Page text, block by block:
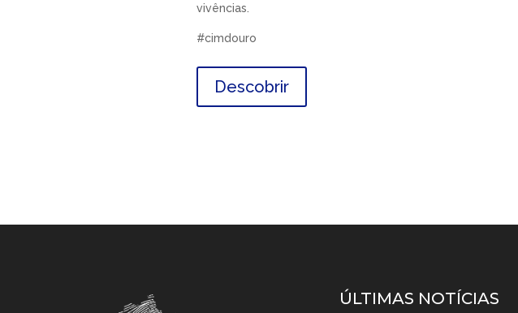
vivências.
#cimdouro
Descobrir
ÚLTIMAS NOTÍCIAS